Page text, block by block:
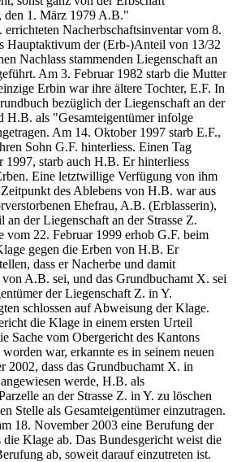
den 1. März 1979 A.B."
Nacherbschaftsinventar vom 8.
Hauptaktivum der (Erb-)Anteil von 13/32
Nachlass stammenden Liegenschaft an
Am 3. Februar 1982 starb die Mutter
Erbin war ihre ältere Tochter, E.F. In
bezüglich der Liegenschaft an der
H.B. als "Gesamteigentümer infolge
Am 14. Oktober 1997 starb E.F.,
Sohn G.F. hinterliess. Einen Tag
1997, starb auch H.B. Er hinterliess
Eine letztwillige Verfügung von ihm
des Ablebens von H.B. war aus
Ehefrau, A.B. (Erblasserin),
an der Liegenschaft an der Strasse Z.
vom 22. Februar 1999 erhob G.F. beim
gegen die Erben von H.B. Er
dass er Nacherbe und damit
A.B. sei, und das Grundbuchamt X. sei
der Liegenschaft Z. in Y.
schlossen auf Abweisung der Klage.
die Klage in einem ersten Urteil
Sache vom Obergericht des Kantons
war, erkannte es in seinem neuen
2002, dass das Grundbuchamt X. in
werde, H.B. als
an der Strasse Z. in Y. zu löschen
Stelle als Gesamteigentümer einzutragen.
18. November 2003 eine Berufung der
Klage ab. Das Bundesgericht weist die
ab, soweit darauf einzutreten ist.